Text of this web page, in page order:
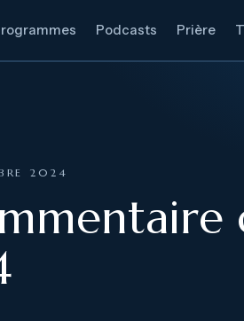
Podcasts Prière
2024